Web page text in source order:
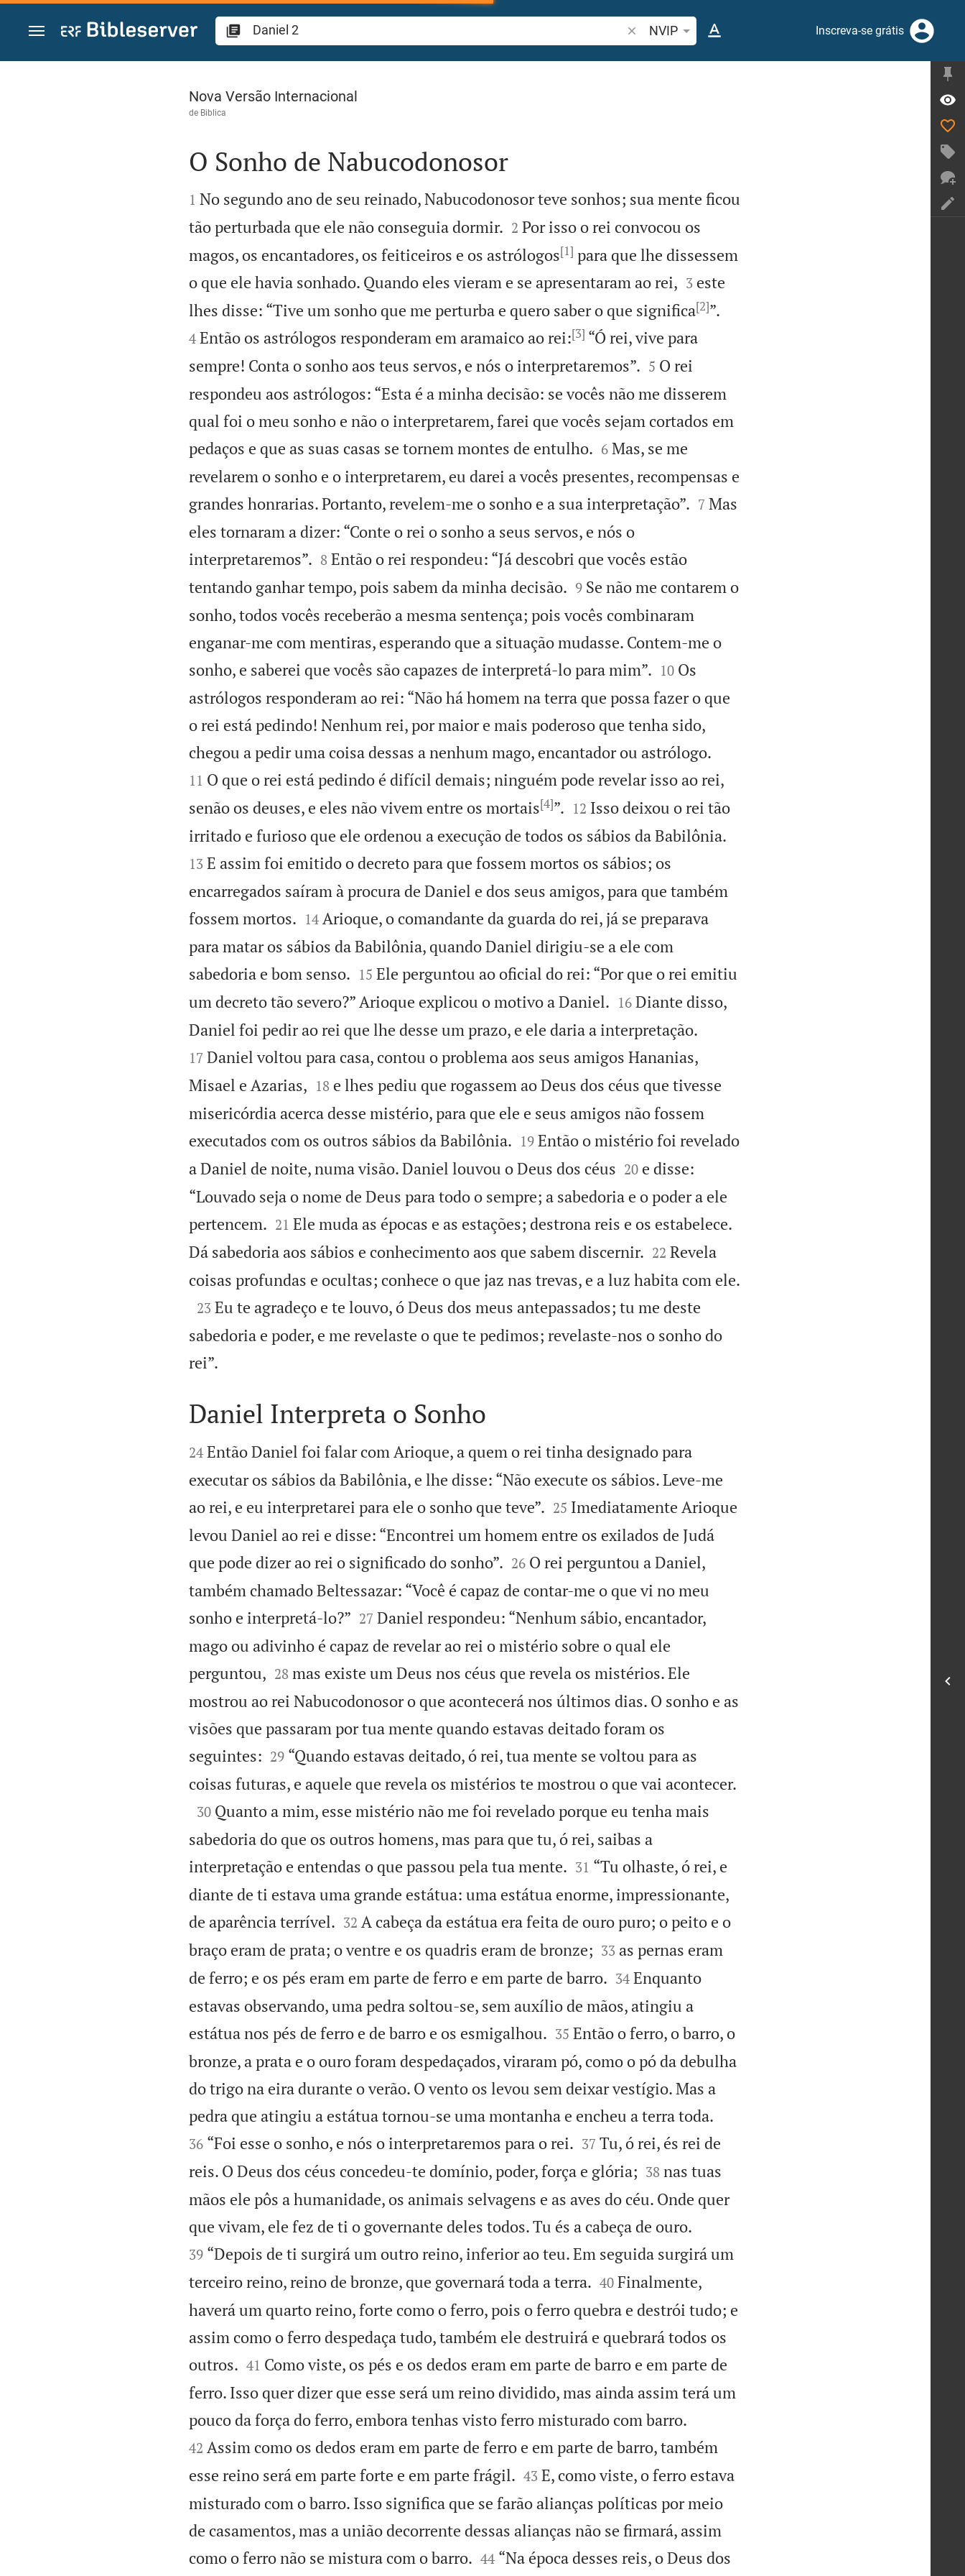
Ir para o conteúdo
Pesquise passagem da Bíblia ou termos
NVIP Inscreva-se grátis
Daniel 2
Nova Versão Internacional
de Biblica

O Sonho de Nabucodonosor

1 No segundo ano de seu reinado, Nabucodonosor teve sonhos; sua mente ficou
tão perturbada que ele não conseguia dormir.
2 Por isso o rei convocou os
magos, os encantadores, os feiticeiros e os astrólogos[1] para que lhe dissessem
o que ele havia sonhado. Quando eles vieram e se apresentaram ao rei,
3 este
lhes disse: “Tive um sonho que me perturba e quero saber o que significa[2]”.
4 Então os astrólogos responderam em aramaico ao rei:[3] “Ó rei, vive para
sempre! Conta o sonho aos teus servos, e nós o interpretaremos”.
5 O rei
respondeu aos astrólogos: “Esta é a minha decisão: se vocês não me disserem
qual foi o meu sonho e não o interpretarem, farei que vocês sejam cortados em
pedaços e que as suas casas se tornem montes de entulho.
6 Mas, se me
revelarem o sonho e o interpretarem, eu darei a vocês presentes, recompensas e
grandes honrarias. Portanto, revelem-me o sonho e a sua interpretação”.
7 Mas
eles tornaram a dizer: “Conte o rei o sonho a seus servos, e nós o
interpretaremos”.
8 Então o rei respondeu: “Já descobri que vocês estão
tentando ganhar tempo, pois sabem da minha decisão.
9 Se não me contarem o
sonho, todos vocês receberão a mesma sentença; pois vocês combinaram
enganar-me com mentiras, esperando que a situação mudasse. Contem-me o
sonho, e saberei que vocês são capazes de interpretá-lo para mim”.
10 Os
astrólogos responderam ao rei: “Não há homem na terra que possa fazer o que
o rei está pedindo! Nenhum rei, por maior e mais poderoso que tenha sido,
chegou a pedir uma coisa dessas a nenhum mago, encantador ou astrólogo.
11 O que o rei está pedindo é difícil demais; ninguém pode revelar isso ao rei,
senão os deuses, e eles não vivem entre os mortais[4]”.
12 Isso deixou o rei tão
irritado e furioso que ele ordenou a execução de todos os sábios da Babilônia.
13 E assim foi emitido o decreto para que fossem mortos os sábios; os
encarregados saíram à procura de Daniel e dos seus amigos, para que também
fossem mortos.
14 Arioque, o comandante da guarda do rei, já se preparava
para matar os sábios da Babilônia, quando Daniel dirigiu-se a ele com
sabedoria e bom senso.
15 Ele perguntou ao oficial do rei: “Por que o rei emitiu
um decreto tão severo?” Arioque explicou o motivo a Daniel.
16 Diante disso,
Daniel foi pedir ao rei que lhe desse um prazo, e ele daria a interpretação.
17 Daniel voltou para casa, contou o problema aos seus amigos Hananias,
Misael e Azarias,
18 e lhes pediu que rogassem ao Deus dos céus que tivesse
misericórdia acerca desse mistério, para que ele e seus amigos não fossem
executados com os outros sábios da Babilônia.
19 Então o mistério foi revelado
a Daniel de noite, numa visão. Daniel louvou o Deus dos céus
20 e disse:
“Louvado seja o nome de Deus para todo o sempre; a sabedoria e o poder a ele
pertencem.
21 Ele muda as épocas e as estações; destrona reis e os estabelece.
Dá sabedoria aos sábios e conhecimento aos que sabem discernir.
22 Revela
coisas profundas e ocultas; conhece o que jaz nas trevas, e a luz habita com ele.

23 Eu te agradeço e te louvo, ó Deus dos meus antepassados; tu me deste
sabedoria e poder, e me revelaste o que te pedimos; revelaste-nos o sonho do
rei”.

Daniel Interpreta o Sonho

24 Então Daniel foi falar com Arioque, a quem o rei tinha designado para
executar os sábios da Babilônia, e lhe disse: “Não execute os sábios. Leve-me
ao rei, e eu interpretarei para ele o sonho que teve”.
25 Imediatamente Arioque
levou Daniel ao rei e disse: “Encontrei um homem entre os exilados de Judá
que pode dizer ao rei o significado do sonho”.
26 O rei perguntou a Daniel,
também chamado Beltessazar: “Você é capaz de contar-me o que vi no meu
sonho e interpretá-lo?”
27 Daniel respondeu: “Nenhum sábio, encantador,
mago ou adivinho é capaz de revelar ao rei o mistério sobre o qual ele
perguntou, 

28 mas existe um Deus nos céus que revela os mistérios. Ele
mostrou ao rei Nabucodonosor o que acontecerá nos últimos dias. O sonho e as
visões que passaram por tua mente quando estavas deitado foram os
seguintes:
29 “Quando estavas deitado, ó rei, tua mente se voltou para as
coisas futuras, e aquele que revela os mistérios te mostrou o que vai acontecer.

30 Quanto a mim, esse mistério não me foi revelado porque eu tenha mais
sabedoria do que os outros homens, mas para que tu, ó rei, saibas a
interpretação e entendas o que passou pela tua mente.
31 “Tu olhaste, ó rei, e
diante de ti estava uma grande estátua: uma estátua enorme, impressionante,
de aparência terrível.
32 A cabeça da estátua era feita de ouro puro; o peito e o
braço eram de prata; o ventre e os quadris eram de bronze;
33 as pernas eram
de ferro; e os pés eram em parte de ferro e em parte de barro.
34 Enquanto
estavas observando, uma pedra soltou-se, sem auxílio de mãos, atingiu a
estátua nos pés de ferro e de barro e os esmigalhou.
35 Então o ferro, o barro, o
bronze, a prata e o ouro foram despedaçados, viraram pó, como o pó da debulha
do trigo na eira durante o verão. O vento os levou sem deixar vestígio. Mas a
pedra que atingiu a estátua tornou-se uma montanha e encheu a terra toda.
36 “Foi esse o sonho, e nós o interpretaremos para o rei.
37 Tu, ó rei, és rei de
reis. O Deus dos céus concedeu-te domínio, poder, força e glória;
38 nas tuas
mãos ele pôs a humanidade, os animais selvagens e as aves do céu. Onde quer
que vivam, ele fez de ti o governante deles todos. Tu és a cabeça de ouro.
39 “Depois de ti surgirá um outro reino, inferior ao teu. Em seguida surgirá um
terceiro reino, reino de bronze, que governará toda a terra.
40 Finalmente,
haverá um quarto reino, forte como o ferro, pois o ferro quebra e destrói tudo; e
assim como o ferro despedaça tudo, também ele destruirá e quebrará todos os
outros.
41 Como viste, os pés e os dedos eram em parte de barro e em parte de
ferro. Isso quer dizer que esse será um reino dividido, mas ainda assim terá um
pouco da força do ferro, embora tenhas visto ferro misturado com barro.
42 Assim como os dedos eram em parte de ferro e em parte de barro, também
esse reino será em parte forte e em parte frágil.
43 E, como viste, o ferro estava
misturado com o barro. Isso significa que se farão alianças políticas por meio
de casamentos, mas a união decorrente dessas alianças não se firmará, assim
como o ferro não se mistura com o barro.
44 “Na época desses reis, o Deus dos